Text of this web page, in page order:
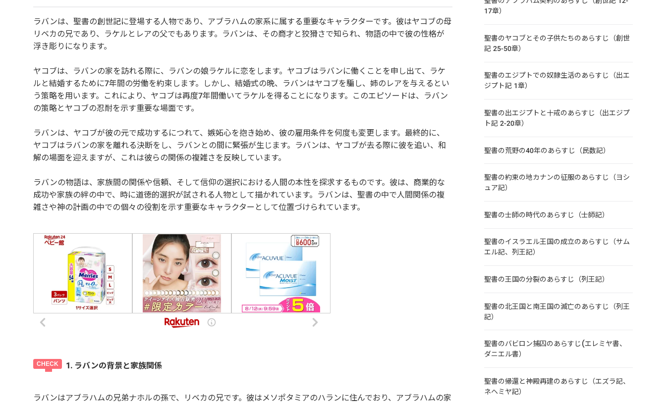
ラバンは、聖書の創世記に登場する人物であり、アブラハムの家系に属する重要なキャラクターです。彼はヤコブの母
リベカの兄であり、ラケルとレアの父でもあります。ラバンは、その商才と狡猾さで知られ、物語の中で彼の性格が
浮き彫りになります。
ヤコブは、ラバンの家を訪れる際に、ラバンの娘ラケルに恋をします。ヤコブはラバンに働くことを申し出て、ラケ
ルと結婚するために7年間の労働を約束します。しかし、結婚式の晩、ラバンはヤコブを騙し、姉のレアを与えるとい
う策略を用います。これにより、ヤコブは再度7年間働いてラケルを得ることになります。このエピソードは、ラバン
の策略とヤコブの忍耐を示す重要な場面です。
ラバンは、ヤコブが彼の元で成功するにつれて、嫉妬心を抱き始め、彼の雇用条件を何度も変更します。最終的に、
ヤコブはラバンの家を離れる決断をし、ラバンとの間に緊張が生じます。ラバンは、ヤコブが去る際に彼を追い、和
解の場面を迎えますが、これは彼らの関係の複雑さを反映しています。
ラバンの物語は、家族間の関係や信頼、そして信仰の選択における人間の本性を探求するものです。彼は、商業的な
成功や家族の絆の中で、時に道徳的選択が試される人物として描かれています。ラバンは、聖書の中で人間関係の複
雑さや神の計画の中での個々の役割を示す重要なキャラクターとして位置づけられています。
1. ラバンの背景と家族関係
ラバンはアブラハムの兄弟ナホルの孫で、リベカの兄です。彼はメソポタミアのハランに住んでおり、アブラハムの家
17章）
聖書のヤコブとその子供たちのあらすじ（創世
記 25-50章）
聖書のエジプトでの奴隷生活のあらすじ（出エ
ジプト記 1章）
聖書の出エジプトと十戒のあらすじ（出エジプ
ト記 2-20章）
聖書の荒野の40年のあらすじ（民数記）
聖書の約束の地カナンの征服のあらすじ（ヨシ
ュア記）
聖書の士師の時代のあらすじ（士師記）
聖書のイスラエル王国の成立のあらすじ（サム
エル記、列王記）
聖書の王国の分裂のあらすじ（列王記）
聖書の北王国と南王国の滅亡のあらすじ（列王
記）
聖書のバビロン捕囚のあらすじ(エレミヤ書、
ダニエル書）
聖書の帰還と神殿再建のあらすじ（エズラ記、
ネヘミヤ記）